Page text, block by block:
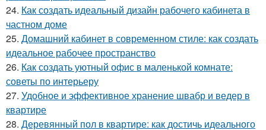
24. Как создать идеальный дизайн рабочего кабинета в
частном доме
25. Домашний кабинет в современном стиле: как создать
идеальное рабочее пространство
26. Как создать уютный офис в маленькой комнате:
советы по интерьеру
27. Удобное и эффективное хранение швабр и ведер в
квартире
28. Деревянный пол в квартире: как достичь идеального